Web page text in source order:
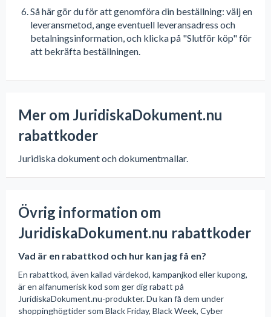
Så här gör du för att genomföra din beställning: välj en
leveransmetod, ange eventuell leveransadress och
betalningsinformation, och klicka på "Slutför köp" för
att bekräfta beställningen.
Mer om JuridiskaDokument.nu
rabattkoder
Juridiska dokument och dokumentmallar.
Övrig information om
JuridiskaDokument.nu rabattkoder
Vad är en rabattkod och hur kan jag få en?
En rabattkod, även kallad värdekod, kampanjkod eller kupong,
är en alfanumerisk kod som ger dig rabatt på
JuridiskaDokument.nu-produkter. Du kan få dem under
shoppinghögtider som Black Friday, Black Week, Cyber